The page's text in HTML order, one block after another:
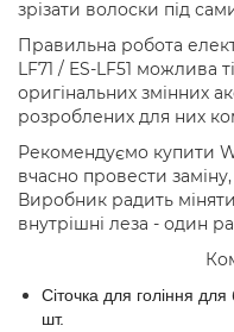
зрізати волоски під
Правильна робота
LF71 / ES-LF51 можлива
оригінальних змінних
розроблених для них
Рекомендуємо купити
вчасно провести
Виробник радить
внутрішні леза - один
Сіточка для гоління
шт.